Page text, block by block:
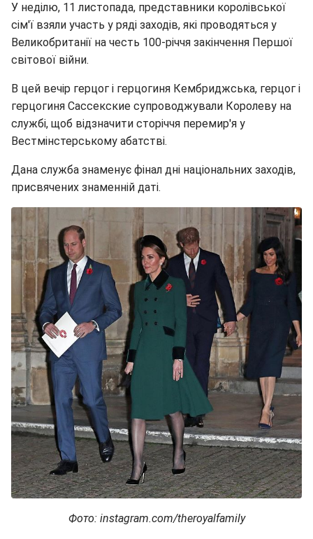
У неділю, 11 листопада, представники королівської
сім'ї взяли участь у ряді заходів, які проводяться у
Великобританії на честь 100-річчя закінчення Першої
світової війни.
В цей вечір герцог і герцогиня Кембриджська, герцог і
герцогиня Сассекские супроводжували Королеву на
службі, щоб відзначити сторіччя перемир'я у
Вестмінстерському абатстві.
Дана служба знаменує фінал дні національних заходів,
присвячених знаменній даті.
Фото: instagram.com/theroyalfamily